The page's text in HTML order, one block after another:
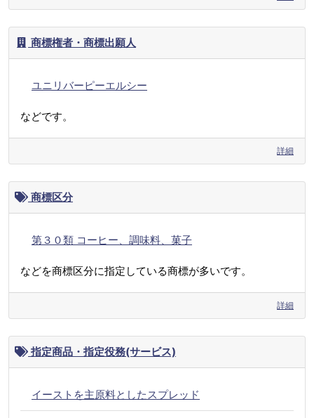
商標権者・商標出願人
ユニリバーピーエルシー
などです。
詳細
商標区分
第３０類 コーヒー、調味料、菓子
などを商標区分に指定している商標が多いです。
詳細
指定商品・指定役務(サービス)
イーストを主原料としたスプレッド